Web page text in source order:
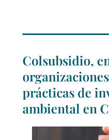
Colsubsidio,
prácticas de
ambiental en